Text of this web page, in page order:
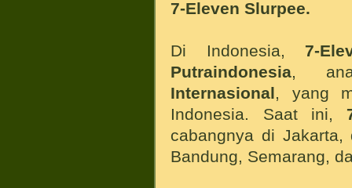
7-Eleven Slurpee.
Di Indonesia, 7-
Putraindonesia ,
Internasional , yang
Indonesia. Saat ini,
cabangnya di
Bandung, Semarang,